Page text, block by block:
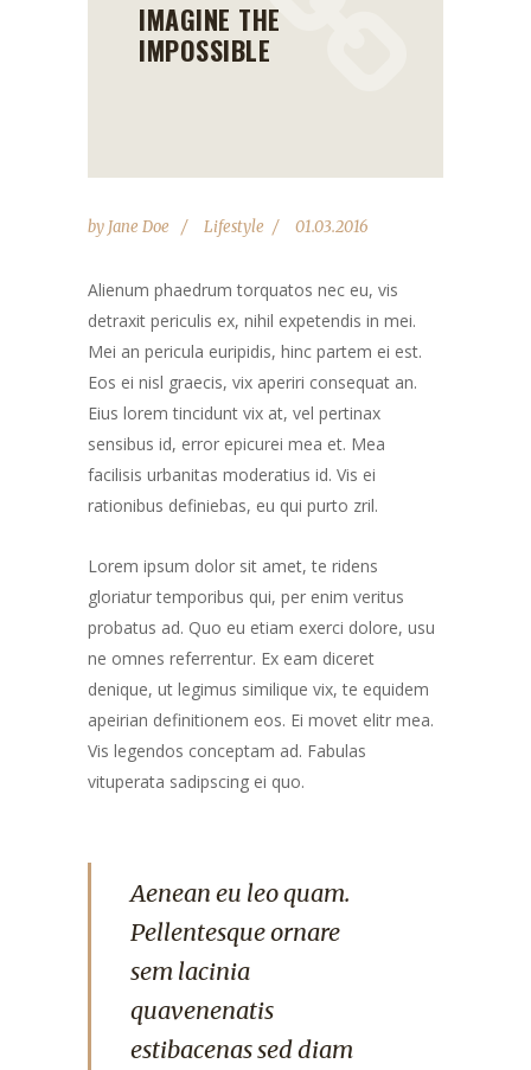
IMAGINE THE
IMPOSSIBLE
by Jane Doe Lifestyle 01.03.2016
Alienum phaedrum torquatos nec eu, vis
detraxit periculis ex, nihil expetendis in mei.
Mei an pericula euripidis, hinc partem ei est.
Eos ei nisl graecis, vix aperiri consequat an.
Eius lorem tincidunt vix at, vel pertinax
sensibus id, error epicurei mea et. Mea
facilisis urbanitas moderatius id. Vis ei
rationibus definiebas, eu qui purto zril.
Lorem ipsum dolor sit amet, te ridens
gloriatur temporibus qui, per enim veritus
probatus ad. Quo eu etiam exerci dolore, usu
ne omnes referrentur. Ex eam diceret
denique, ut legimus similique vix, te equidem
apeirian definitionem eos. Ei movet elitr mea.
Vis legendos conceptam ad. Fabulas
vituperata sadipscing ei quo.
Aenean eu leo quam.
Pellentesque ornare
sem lacinia
quavenenatis
estibacenas sed diam